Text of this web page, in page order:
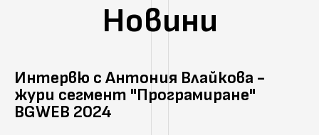
Новини
Интервю с Антония Влайкова -
жури сегмент "Програмиране"
BGWEB 2024